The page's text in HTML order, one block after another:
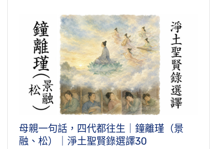
母親一句話，四代都往生｜鐘離瑾（景
融、松）｜淨土聖賢錄選譯30